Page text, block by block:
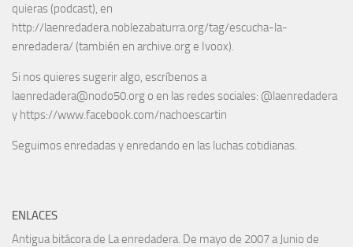
quieras (podcast), en
http://laenredadera.noblezabaturra.org/tag/escucha-la-
enredadera/ (también en archive.org e Ivoox).
Si nos quieres sugerir algo, escríbenos a
laenredadera@nodo50.org o en las redes sociales: @laenredadera
y https://www.facebook.com/nachoescartin
Seguimos enredadas y enredando en las luchas cotidianas.
ENLACES
Antigua bitácora de La enredadera. De mayo de 2007 a Junio de